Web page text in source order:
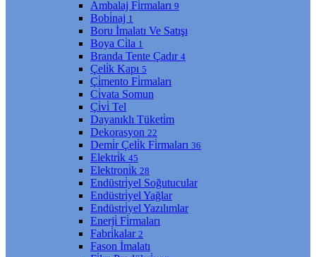
Ambalaj Fi̇rmaları 9
Bobi̇naj 1
Boru İmalatı Ve Satışı
Boya Ci̇la 1
Branda Tente Çadır 4
Çeli̇k Kapı 5
Çi̇mento Fi̇rmaları
Ci̇vata Somun
Çi̇vi̇ Tel
Dayanıklı Tüketi̇m
Dekorasyon 22
Demi̇r Çeli̇k Fi̇rmaları 36
Elektri̇k 45
Elektroni̇k 28
Endüstri̇yel Soğutucular
Endüstri̇yel Yağlar
Endüstri̇yel Yazılımlar
Enerji̇ Fi̇rmaları
Fabri̇kalar 2
Fason İmalatı